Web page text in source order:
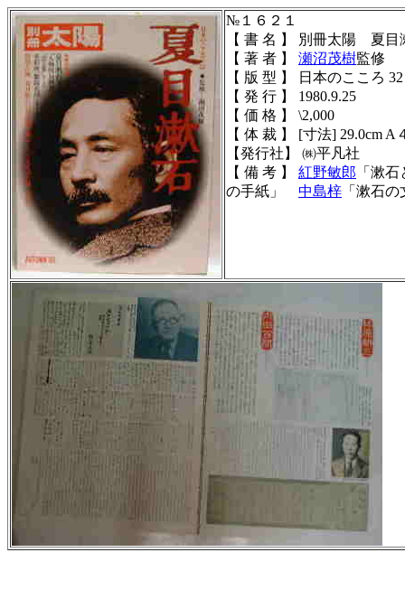
№１６２１
【 書 名 】 別冊太陽 夏目
【 著 者 】 瀬沼茂樹監修
【 版 型 】 日本のこころ
【 発 行 】 1980.9.25
【 価 格 】 \2,000
【 体 裁 】
[寸法] 29.0cm A
【発行社】 ㈱平凡社
【 備 考 】 紅野敏郎 「漱
の手紙」 中島梓 「漱石